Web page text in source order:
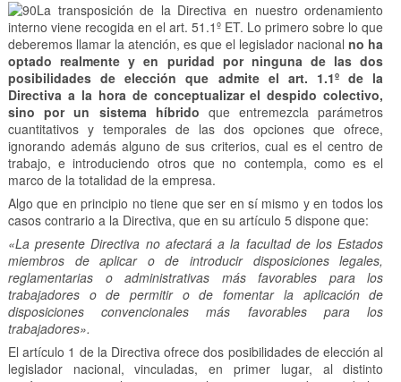
La transposición de la Directiva en nuestro ordenamiento
interno viene recogida en el art. 51.1º ET. Lo primero sobre lo que
deberemos llamar la atención, es que el legislador nacional no ha
optado realmente y en puridad por ninguna de las dos
posibilidades de elección que admite el art. 1.1º de la
Directiva a la hora de conceptualizar el despido colectivo,
sino por un sistema híbrido que entremezcla parámetros
cuantitativos y temporales de las dos opciones que ofrece,
ignorando además alguno de sus criterios, cual es el centro de
trabajo, e introduciendo otros que no contempla, como es el
marco de la totalidad de la empresa.
Algo que en principio no tiene que ser en sí mismo y en todos los
casos contrario a la Directiva, que en su artículo 5 dispone que:
«La presente Directiva no afectará a la facultad de los Estados
miembros de aplicar o de introducir disposiciones legales,
reglamentarias o administrativas más favorables para los
trabajadores o de permitir o de fomentar la aplicación de
disposiciones convencionales más favorables para los
trabajadores».
El artículo 1 de la Directiva ofrece dos posibilidades de elección al
legislador nacional, vinculadas, en primer lugar, al distinto